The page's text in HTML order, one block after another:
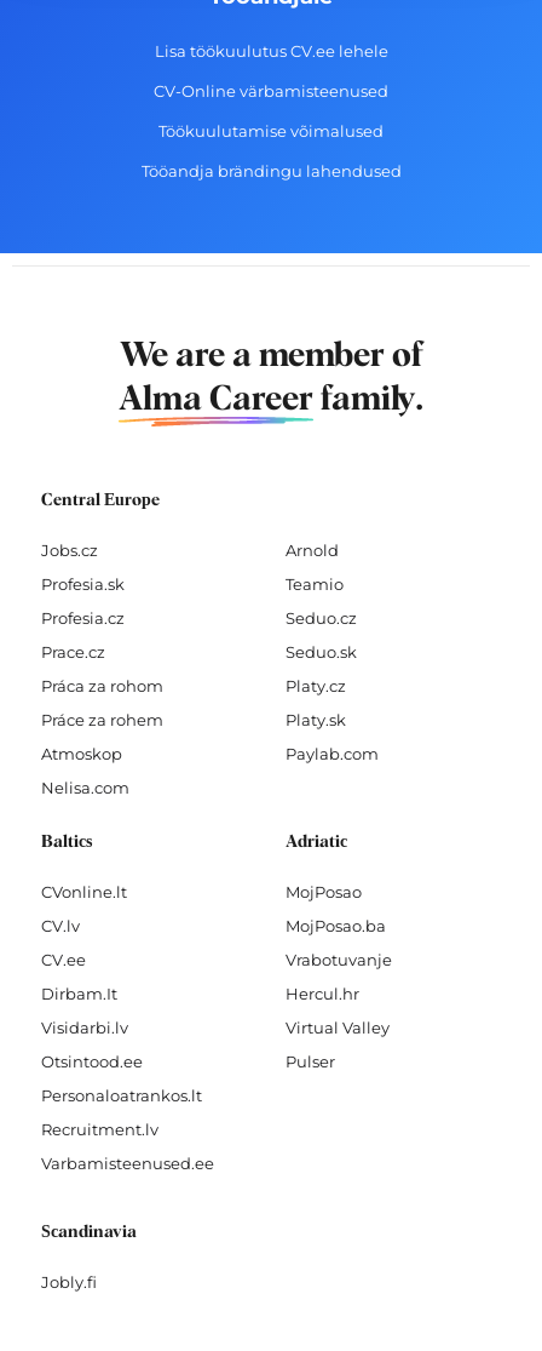
Lisa töökuulutus CV.ee lehele
CV-Online värbamisteenused
Töökuulutamise võimalused
Tööandja brändingu lahendused
We are a member of
Alma Career family.
Central Europe
Jobs.cz
Profesia.sk
Profesia.cz
Prace.cz
Práca za rohom
Práce za rohem
Atmoskop
Nelisa.com
Arnold
Teamio
Seduo.cz
Seduo.sk
Platy.cz
Platy.sk
Paylab.com
Baltics
CVonline.lt
CV.lv
CV.ee
Dirbam.It
Visidarbi.lv
Otsintood.ee
Personaloatrankos.lt
Recruitment.lv
Varbamisteenused.ee
Adriatic
MojPosao
MojPosao.ba
Vrabotuvanje
Hercul.hr
Virtual Valley
Pulser
Scandinavia
Jobly.fi